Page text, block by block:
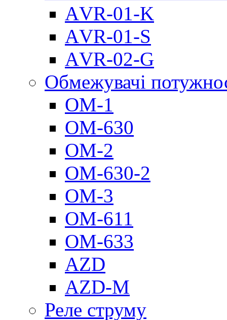
АVR-01-K
АVR-01-S
АVR-02-G
Обмежувачі
ОМ-1
ОМ-630
ОМ-2
ОМ-630-2
ОМ-3
ОМ-611
ОМ-633
AZD
AZD-M
Реле струму